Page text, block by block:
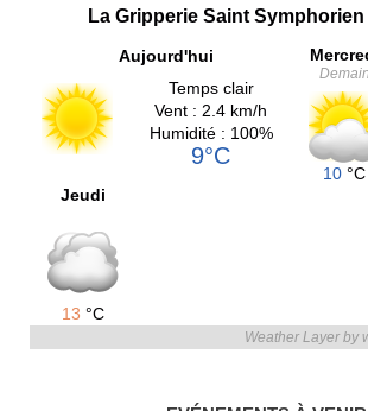
La Gripperie Saint
Aujourd'hui
Temps clair
Vent : 2.4 km/h
Humidité : 100%
9°C
Demain
10 °C
Jeudi
13 °C
Weather Layer by